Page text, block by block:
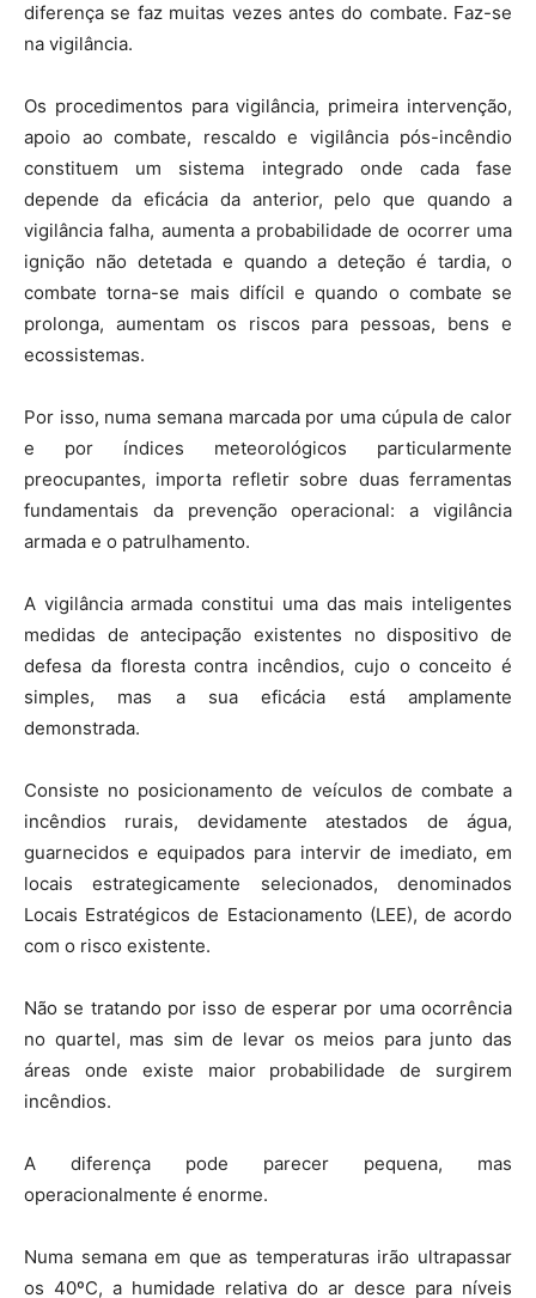
diferença se faz muitas vezes antes do combate. Faz-se
na vigilância.
Os procedimentos para vigilância, primeira intervenção,
apoio ao combate, rescaldo e vigilância pós-incêndio
constituem um sistema integrado onde cada fase
depende da eficácia da anterior, pelo que quando a
vigilância falha, aumenta a probabilidade de ocorrer uma
ignição não detetada e quando a deteção é tardia, o
combate torna-se mais difícil e quando o combate se
prolonga, aumentam os riscos para pessoas, bens e
ecossistemas.
Por isso, numa semana marcada por uma cúpula de calor
e por índices meteorológicos particularmente
preocupantes, importa refletir sobre duas ferramentas
fundamentais da prevenção operacional: a vigilância
armada e o patrulhamento.
A vigilância armada constitui uma das mais inteligentes
medidas de antecipação existentes no dispositivo de
defesa da floresta contra incêndios, cujo o conceito é
simples, mas a sua eficácia está amplamente
demonstrada.
Consiste no posicionamento de veículos de combate a
incêndios rurais, devidamente atestados de água,
guarnecidos e equipados para intervir de imediato, em
locais estrategicamente selecionados, denominados
Locais Estratégicos de Estacionamento (LEE), de acordo
com o risco existente.
Não se tratando por isso de esperar por uma ocorrência
no quartel, mas sim de levar os meios para junto das
áreas onde existe maior probabilidade de surgirem
incêndios.
A diferença pode parecer pequena, mas
operacionalmente é enorme.
Numa semana em que as temperaturas irão ultrapassar
os 40ºC, a humidade relativa do ar desce para níveis